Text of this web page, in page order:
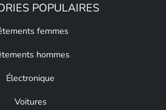
POPULAIRES
femmes
hommes
Électronique
Voitures